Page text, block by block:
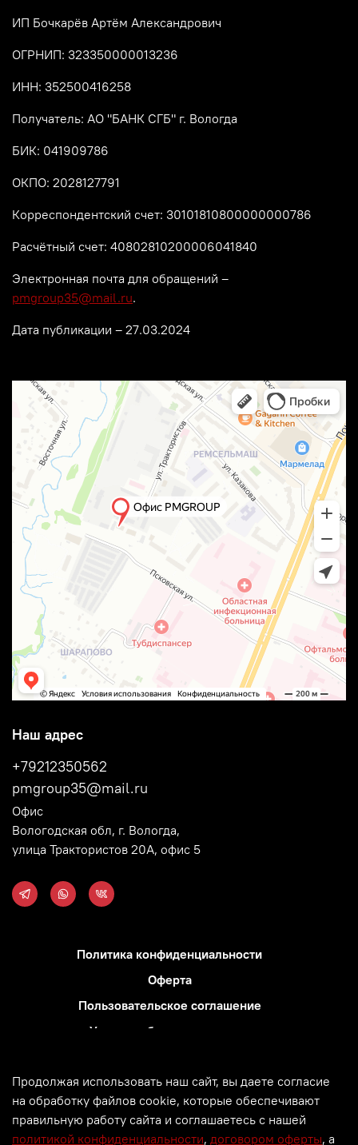
ИП Бочкарёв Артём Александрович
ОГРНИП: 323350000013236
ИНН: 352500416258
Получатель: АО "БАНК СГБ" г. Вологда
БИК: 041909786
ОКПО: 2028127791
Корреспондентский счет: 30101810800000000786
Расчётный счет: 40802810200006041840
Электронная почта для обращений –
pmgroup35@mail.ru.
Дата публикации – 27.03.2024
Наш адрес
+79212350562
pmgroup35@mail.ru
Офис
Вологодская обл, г. Вологда,
улица Трактористов 20А, офис 5
Политика конфиденциальности
Оферта
Пользовательское соглашение
Условия обмена и возврата
Использование метрических программ
Политика обработки персональных данных
Продолжая использовать наш сайт, вы даете согласие
на обработку файлов cookie, которые обеспечивают
правильную работу сайта и соглашаетесь с нашей
политикой конфиденциальности, договором оферты, а